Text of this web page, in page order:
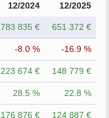
12/2024 12/2025
783 835 € 651 372 €
-8.0 % -16.9 %
223 674 € 148 779 €
28.5 % 22.8 %
176 876 € 124 887 €